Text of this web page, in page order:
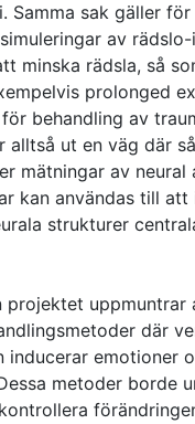
Samma sak gäller
av
minska rädsla, så
prolonged
behandling av
alltså ut en väg där
mätningar av
kan användas till att
strukturer
projektet uppmuntrar
där
inducerar emotioner
metoder borde